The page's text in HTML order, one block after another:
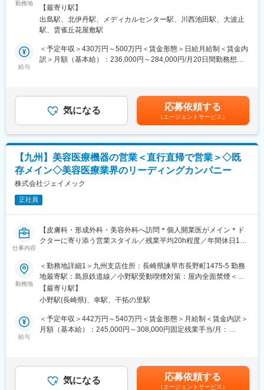
を全額支給します。研修期間中は赴任手当も支給します
■関西圏で経験を積みたい方や、将来的に長崎に戻りたい方は、本
社採用枠で歓迎いたします
約してください
■電源及び周辺回路の設計・開発・評価／解析
・民生・産業用機器のハードウェア／ソフトウェア開発
・充電器や電源基板の設計・評価
・トランスやチョークコイルの設計、評価
・電子機器の電源回路および電源基板開発
・アナログ・デジタルの回路設計、評価
・年間休日125日・ノー残業デーがあり残業20h
・有給休暇の平均取得日数14.5日
・育休取得100%（男性の育休取得実績もあり！）
■教育体制
・入社後、約1ヶ月間は個人の経験や力量に応じてOJT・OFF-JT
を実施します。
・社内の技術教育センターにて充実した教育プログラムを用意し
ております。デジタル回路、アナログ回路、高周波回路、組込・
ファームウェア、無線通信、パワーエレクトロニクス、EMC対策
のための電磁気学、半導体等多岐に渡るカリキュラムを持ち、自
身のスキルと担当業務に応じてプログラムを受講可能です。
■会社説明会および採用試験への参加に伴う下記対象者への交通費
【対象】
・近畿地方以外に在住の方が本社で説明会・試験に参加される場
合
・長崎県以外に在住の方が長崎事業所で説明会・試験に参加され
場合
■新規事業場所のため、まず本社で研修（６～１２ヶ月）を行い、
１０万円まで補助いたします。その後、長崎赴任時には引越し費
勤務地
代3-13-21 勤務地最寄駅：福知山線／北伊丹駅受動喫煙対策：屋
内全面禁煙変更の範囲：会社の定める事業所
【最寄り駅】
出島駅、北伊丹駅、メディカルセンター駅、川西池田駅、大波止
駅、雲雀丘花屋敷駅
給与
＜予定年収＞430万円～500万円＜賃金形態＞日給月給制＜賃金内
訳＞月額（基本給）：236,000円～284,000円/月20日間勤務想定
■年収例：720万円／月給43万700円・46歳570万円／月給27万
8000円・37歳賃金はあくまでも目安の金額であり、選考を通じて
上下する可能性があります。月給(月額)は固定手当を含めた表記で
す。
気になる 応募依頼する
（エージェントサービス）
【九州】美容医療機器の営業＜直行直帰で営業＞◇既
存メイン◇美容医療業界のリーディングカンパニー
株式会社ジェイメック
正社員
仕事内容
【皮膚科・形成外科・美容外科へ訪問＊個人開業医がメイン＊ド
クターに寄り添う営業スタイル／残業平均20h程度／年間休日123
■業務内容：
医療機器の提案営業をお任せいたします。
九州支店の顧客数はおよそ500施設です。一度お付き合いが始ま
ると、長期的なお付き合いになるクリニックが多いです。
常にすべての顧客へアプローチしているのではなく、お客様の状
況により、訪問頻度を変えながらフォローを行っています。
リューション営業
・学会・セミナーでのアテンド
勤務地
＜勤務地詳細1＞九州支店住所：長崎県諫早市長野町1475-5 勤務
地最寄駅：島原鉄道線／小野駅受動喫煙対策：屋内全面禁煙＜勤
務地詳細2＞直行直帰（九州エリア）住所：自宅からの直行直帰で
す。 受動喫煙対策：屋内全面禁煙変更の範囲：会社の定める事業
【最寄り駅】
小野駅(長崎県)、幸駅、干拓の里駅
給与
＜予定年収＞442万円～540万円＜賃金形態＞月給制＜賃金内訳＞
月額（基本給）：245,000円～308,000円固定残業手当/月：
はこれまでのご経験を考慮し、決定致します。※固定残業代は外勤
みなし手当として支給いたします。■賞与：年2回（6月・12月）※
気になる 応募依頼する
（エージェントサービス）